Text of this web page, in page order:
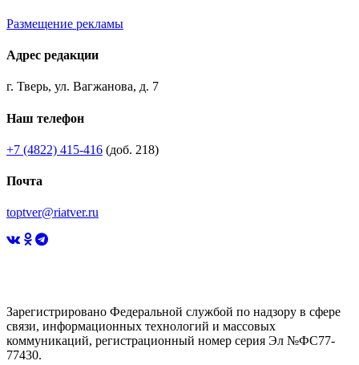
Размещение рекламы
Адрес редакции
г. Тверь, ул. Вагжанова, д. 7
Наш телефон
+7 (4822) 415-416 (доб. 218)
Почта
toptver@riatver.ru
Зарегистрировано Федеральной службой по надзору в сфере
связи, информационных технологий и массовых
коммуникаций, регистрационный номер серия Эл №ФС77-
77430.